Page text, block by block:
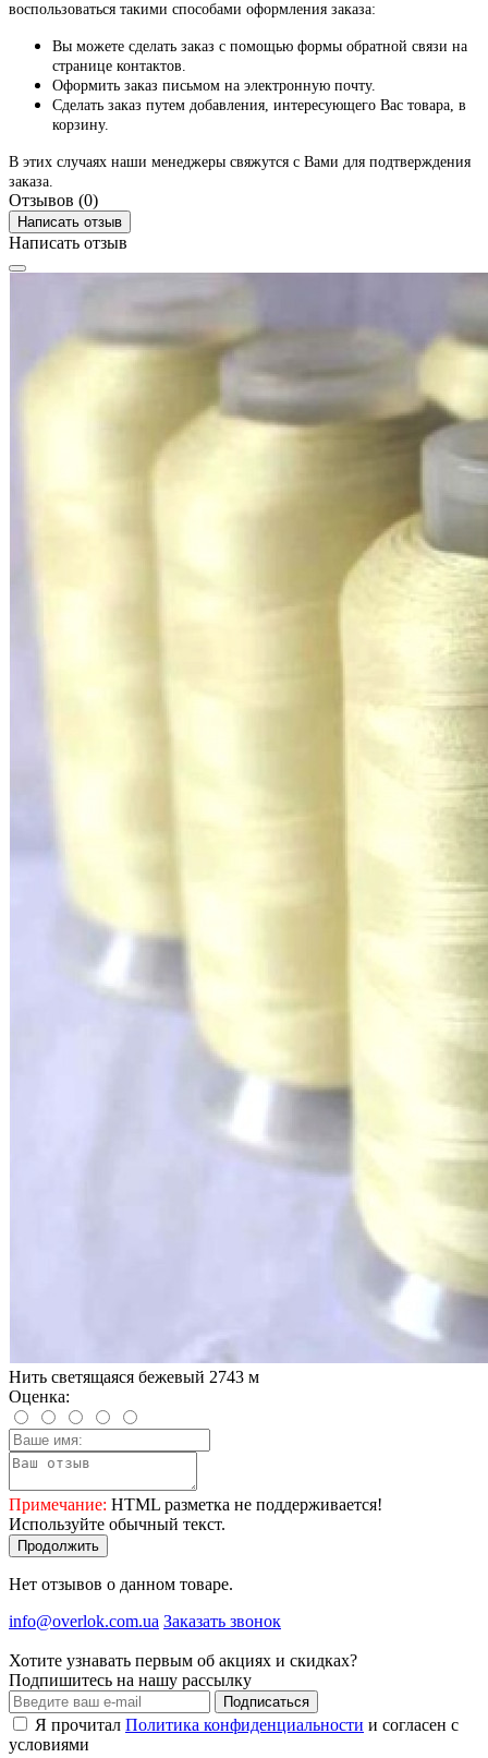
воспользоваться такими способами оформления заказа:
Вы можете сделать заказ с помощью формы обратной связи на
странице контактов.
Оформить заказ письмом на электронную почту.
Сделать заказ путем добавления, интересующего Вас товара, в
корзину.
В этих случаях наши менеджеры свяжутся с Вами для подтверждения
заказа.
Отзывов (0)
Написать отзыв
Написать отзыв
Нить светящаяся бежевый 2743 м
Оценка:
Примечание: HTML разметка не поддерживается!
Используйте обычный текст.
Продолжить
Нет отзывов о данном товаре.
info@overlok.com.ua Заказать звонок
Хотите узнавать первым об акциях и скидках?
Подпишитесь на нашу рассылку
Подписаться
Я прочитал Политика конфиденциальности и согласен с
условиями